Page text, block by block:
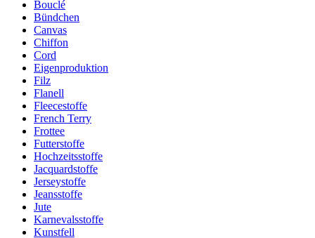
Bouclé
Bündchen
Canvas
Chiffon
Cord
Eigenproduktion
Filz
Flanell
Fleecestoffe
French Terry
Frottee
Futterstoffe
Hochzeitsstoffe
Jacquardstoffe
Jerseystoffe
Jeansstoffe
Jute
Karnevalsstoffe
Kunstfell